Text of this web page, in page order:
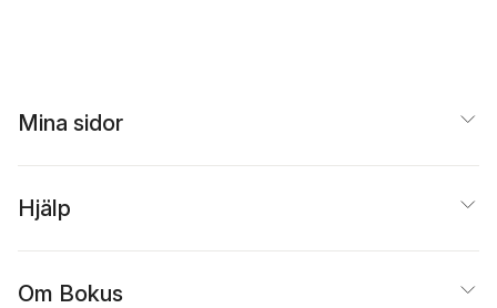
Mina sidor
Hjälp
Om Bokus